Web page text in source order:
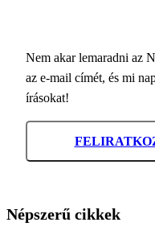
Nem akar lemaradni az
az e-mail címét, és mi
írásokat!
Népszerű cikkek